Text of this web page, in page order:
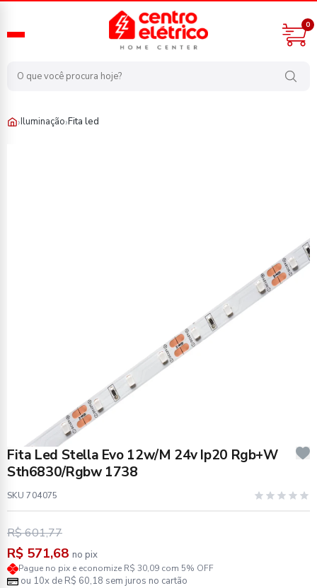
0
›Iluminação›Fita led
Fita Led Stella Evo 12w/M 24v Ip20 Rgb+W
Sth6830/Rgbw 1738
SKU 704075
R$ 601,77
R$ 571,68 no pix
Pague no pix e economize R$ 30,09 com 5% OFF
ou 10x de R$ 60,18 sem juros no cartão